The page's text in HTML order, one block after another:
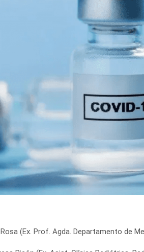
(Ex. Prof. Agda. Departamento de